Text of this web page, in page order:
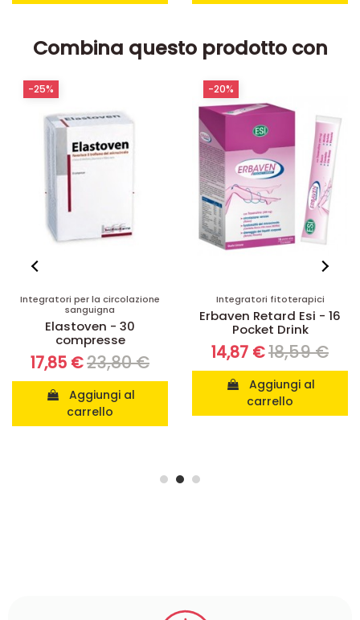
Combina questo prodotto con
Integratori fitoterapici
Erbaven Retard Esi - 16
Pocket Drink
14,87 €18,59 €
Aggiungi al
carrello
-20%
Integratori anticellulite e
drenanti
Fitomagra Lynfase
Aboca - 20 filtri
11,88 €13,20 €
Aggiungi al
-10%